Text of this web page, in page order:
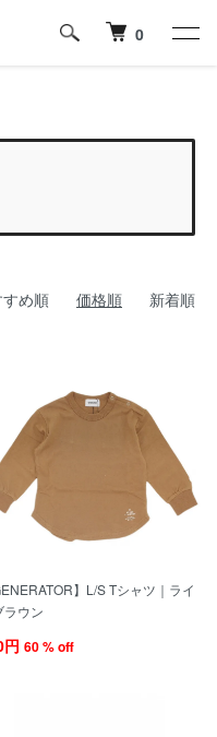
0
め順 価格順 新着順
】L/S Tシャツ｜ライ
ラウン
60 % off